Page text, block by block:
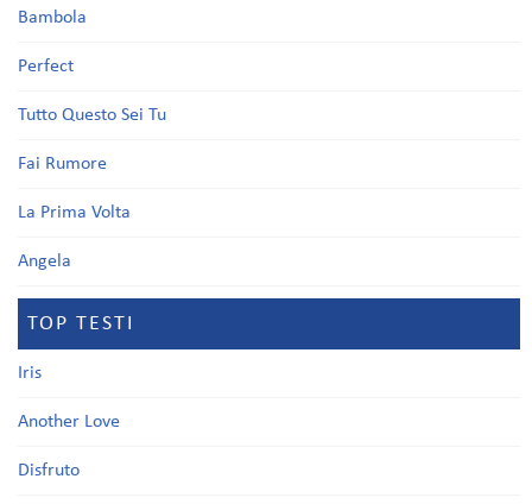
Bambola
Perfect
Tutto Questo Sei Tu
Fai Rumore
La Prima Volta
Angela
TOP TESTI
Iris
Another Love
Disfruto